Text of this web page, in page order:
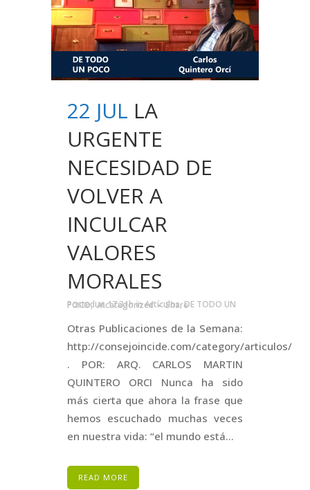
22 JUL LA
URGENTE
NECESIDAD DE
VOLVER A
INCULCAR
VALORES
MORALES
Posted at 17:31hinArtículos,
DE TODO UN POCO,Uncategorized Share
Otras Publicaciones de la Semana:
http://consejoincide.com/category/articulos/
. POR: ARQ. CARLOS MARTIN
QUINTERO ORCI Nunca ha sido
más cierta que ahora la frase que
hemos escuchado muchas veces
en nuestra vida: “el mundo está...
READ MORE